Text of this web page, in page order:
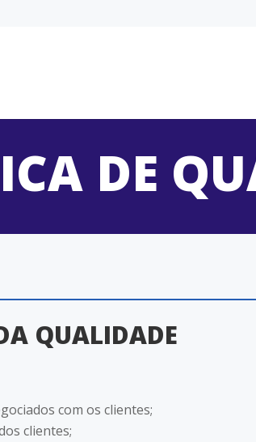
DE
QUALIDADE
com os clientes;
clientes;